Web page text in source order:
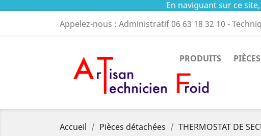
En naviguant sur ce
Appelez-nous : Administratif06 63 18 32 10 -
PRODUITS
Accueil Pièces détachées THERMOSTAT DE